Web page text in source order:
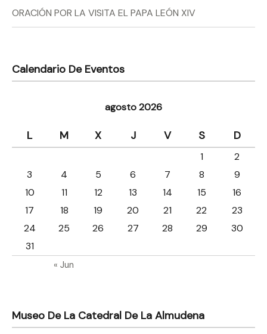
ORACIÓN POR LA VISITA EL PAPA LEÓN XIV
Calendario De Eventos
agosto 2026
L M X J V S D
« Jun
1
2
3
4 5 6 7 8
9
10
11 12 13 14 15
16
17
18 19 20 21 22
23
24
25 26 27 28 29
30
31
Museo De La Catedral De La Almudena